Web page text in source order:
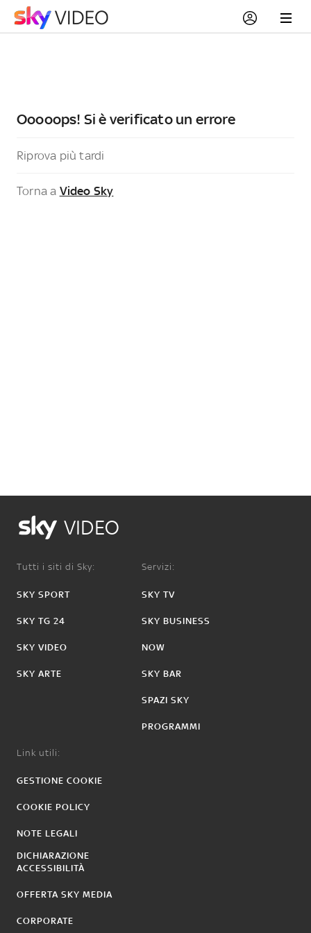
Ooooops! Si è verificato un errore
Riprova più tardi
Torna a Video Sky
VIDEO
Tutti i siti di Sky:
SKY SPORT
SKY TG 24
SKY VIDEO
SKY ARTE
Servizi:
SKY TV
SKY BUSINESS
NOW
SKY BAR
SPAZI SKY
PROGRAMMI
Link utili:
GESTIONE COOKIE
COOKIE POLICY
NOTE LEGALI
DICHIARAZIONE
ACCESSIBILITÀ
OFFERTA SKY MEDIA
CORPORATE